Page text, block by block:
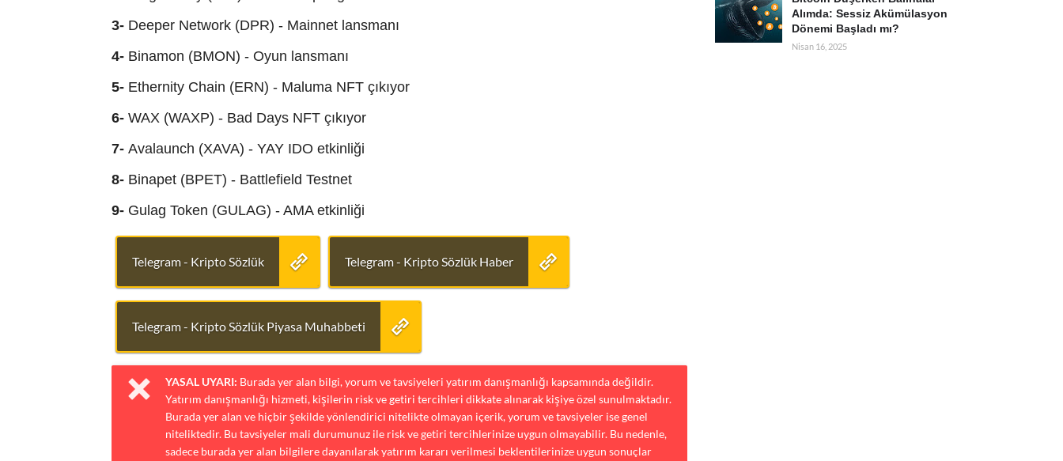
3-Deeper Network (DPR) - Mainnet lansmanı
4-Binamon (BMON) - Oyun lansmanı
5-Ethernity Chain (ERN) - Maluma NFT çıkıyor
6-WAX (WAXP) - Bad Days NFT çıkıyor
7-Avalaunch (XAVA) - YAY IDO etkinliği
8-Binapet (BPET) - Battlefield Testnet
9-Gulag Token (GULAG) - AMA etkinliği
Telegram - Kripto Sözlük Telegram - Kripto Sözlük Haber
Telegram - Kripto Sözlük Piyasa Muhabbeti
YASAL UYARI: Burada yer alan bilgi, yorum ve tavsiyeleri yatırım danışmanlığı kapsamında değildir.
Yatırım danışmanlığı hizmeti, kişilerin risk ve getiri tercihleri dikkate alınarak kişiye özel sunulmaktadır.
Burada yer alan ve hiçbir şekilde yönlendirici nitelikte olmayan içerik, yorum ve tavsiyeler ise genel
niteliktedir. Bu tavsiyeler mali durumunuz ile risk ve getiri tercihlerinize uygun olmayabilir. Bu nedenle,
sadece burada yer alan bilgilere dayanılarak yatırım kararı verilmesi beklentilerinize uygun sonuçlar
Alımda: Sessiz Akümülasyon
Dönemi Başladı mı?
Nisan 16, 2025